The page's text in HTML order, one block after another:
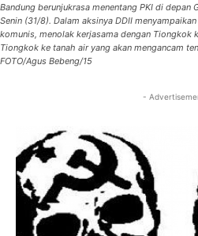
Bandung berunjukrasa menentang PKI di depan
Senin (31/8). Dalam aksinya DDII
komunis, menolak kerjasama dengan Tiongkok
Tiongkok ke tanah air yang akan mengancam
FOTO/Agus Bebeng/15
-